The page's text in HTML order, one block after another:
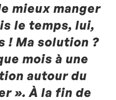
-byLaurent
mieux manger
le temps, lui,
! Ma solution ?
mois à une
autour du
». À la fin de